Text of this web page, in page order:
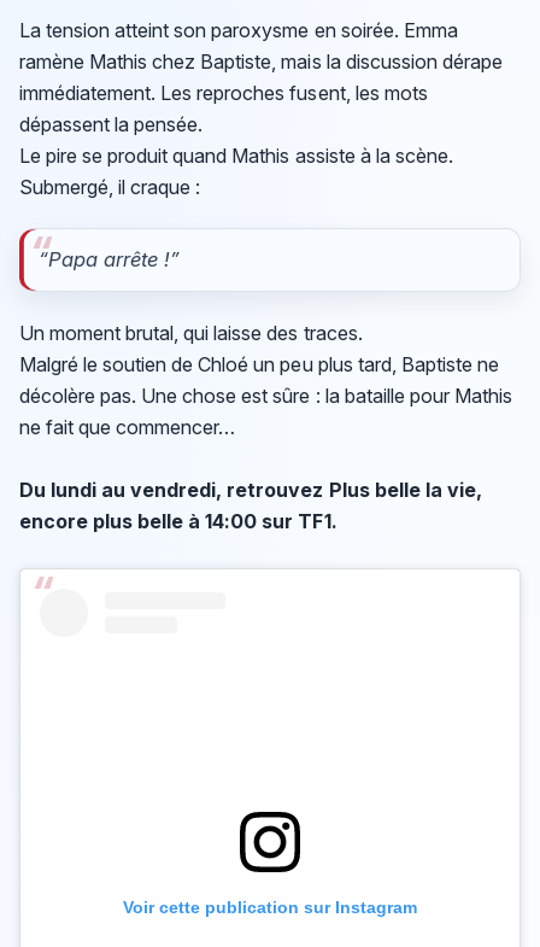
La tension atteint son paroxysme en soirée. Emma
ramène Mathis chez Baptiste, mais la discussion dérape
immédiatement. Les reproches fusent, les mots
dépassent la pensée.
Le pire se produit quand Mathis assiste à la scène.
Submergé, il craque :
“Papa arrête !”
Un moment brutal, qui laisse des traces.
Malgré le soutien de Chloé un peu plus tard, Baptiste ne
décolère pas. Une chose est sûre : la bataille pour Mathis
ne fait que commencer…
Du lundi au vendredi, retrouvez Plus belle la vie,
encore plus belle à 14:00 sur TF1.
Voir cette publication sur Instagram